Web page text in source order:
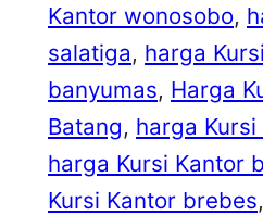
Kantor wonosobo,
salatiga, harga
banyumas, Harga
Batang, harga
harga Kursi Kantor
Kursi Kantor brebes,